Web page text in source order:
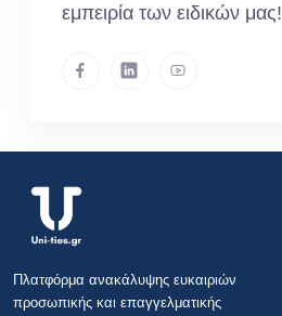
εμπειρία των ειδικών μας!
Πλατφόρμα ανακάλυψης ευκαιριών
προσωπικής και επαγγελματικής